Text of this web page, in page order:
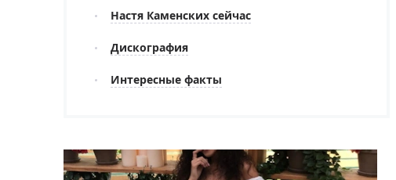
Настя Каменских сейчас
Дискография
Интересные факты